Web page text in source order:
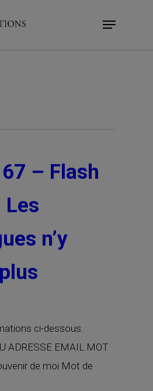
Menu
– Flash
Les
n’y
ci-dessous.
ADRESSE EMAIL MOT
de moi Mot de